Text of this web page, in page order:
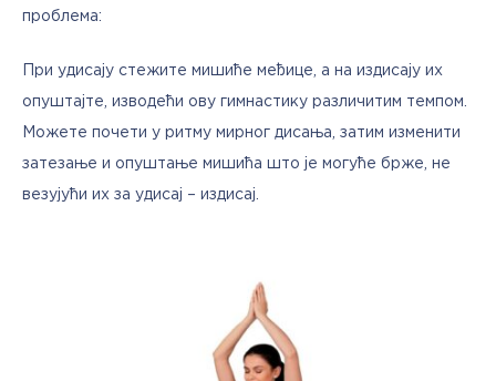
проблема:
При удисају стежите мишиће међице, а на издисају их
опуштајте, изводећи ову гимнастику различитим темпом.
Можете почети у ритму мирног дисања, затим изменити
затезање и опуштање мишића што је могуће брже, не
везујући их за удисај – издисај.